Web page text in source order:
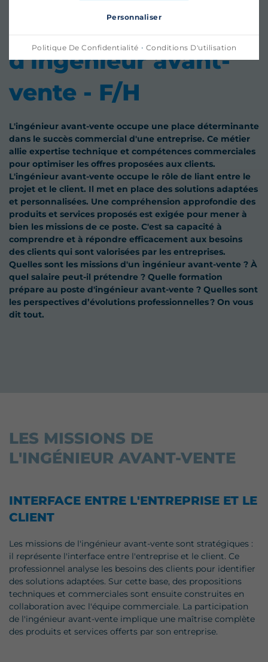
Personnaliser
Politique De Confidentialité · Conditions D'utilisation
Le métier
d'ingénieur avant-
vente - F/H
L'ingénieur avant-vente occupe une place déterminante
dans le succès commercial d'une entreprise. Ce métier
allie expertise technique et compétences commerciales
pour optimiser les offres proposées aux clients.
L'ingénieur avant-vente occupe le rôle de liant entre le
projet et le client. Il met en place des solutions adaptées
et personnalisées. Une compréhension approfondie des
produits et services proposés est exigée pour mener à
bien les missions de ce poste. C'est sa capacité à
comprendre et à répondre efficacement aux besoins
des clients qui sont valorisées par les entreprises.
Quelles sont les missions d'un ingénieur avant-vente ? À
quel salaire peut-il prétendre ? Quelle formation
prépare au poste d'ingénieur avant-vente ? Quelles sont
les perspectives d’évolutions professionnelles ? On vous
dit tout.
LES MISSIONS DE
L'INGÉNIEUR AVANT-VENTE
INTERFACE ENTRE L'ENTREPRISE ET LE
CLIENT
Les missions de l'ingénieur avant-vente sont stratégiques :
il représente l'interface entre l'entreprise et le client. Ce
professionnel analyse les besoins des clients pour identifier
des solutions adaptées. Sur cette base, des propositions
techniques et commerciales sont ensuite construites en
collaboration avec l'équipe commerciale. La participation
de l'ingénieur avant-vente implique une maîtrise complète
des produits et services offerts par son entreprise.